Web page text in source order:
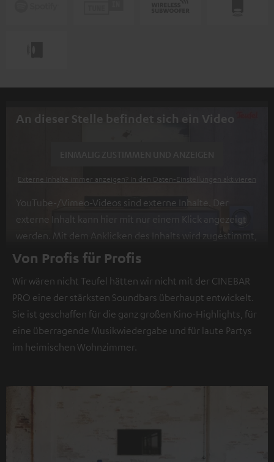
An dieser Stelle befindet sich ein Video
Externe Inhalte immer anzeigen? In den Daten‑Einstellungen aktivieren
YouTube-/Vimeo-Videos sind externe Inhalte. Der
externe Inhalt kann hier mit nur einem Klick angezeigt
werden. Mit dem Anklicken des Inhalts wird zugestimmt,
dass externe Inhalte angezeigt werden. Dabei können
übermittelt werden.Weitere Informationen sind in der
Datenschutzerklärung unter I zu finden .
Von Profis für Profis
Wir wären nicht Teufel hätten wir nicht mit der CINEBAR
PRO eine der stärksten Soundbars überhaupt entwickelt.
Sie ist geschaffen für die ganz großen Kino-Highlights, für
eine überragende Musikwiedergabe und für laute Partys
im heimischen Wohnzimmer.